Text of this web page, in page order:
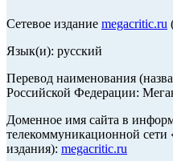
Сетевое издание megacritic.ru
Язык(и): русский
Перевод наименования
Российской Федерации:
Доменное имя сайта в
телекоммуникационной сети
издания): megacritic.ru